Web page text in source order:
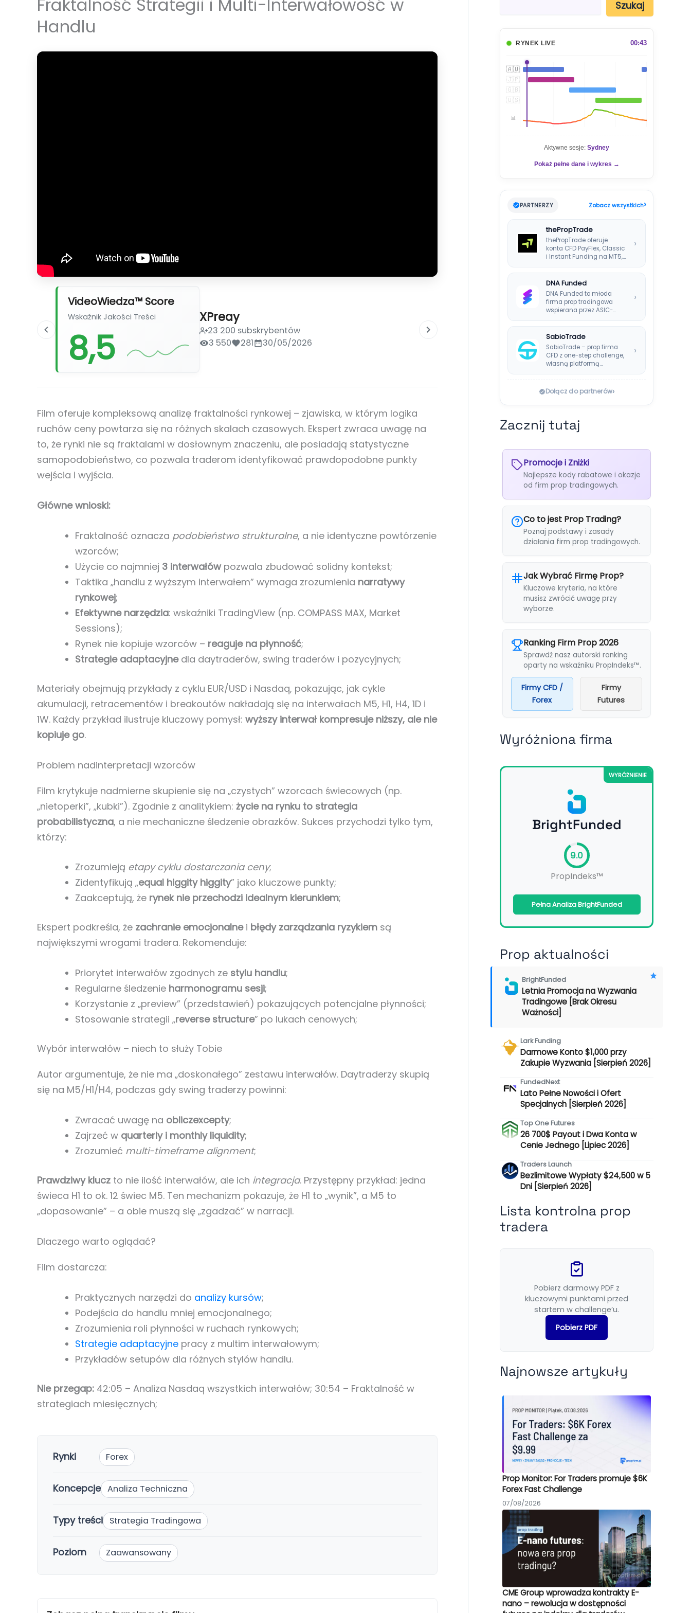
Fraktalność Strategii i Multi-Interwałowość w
Handlu
VideoWiedza™ Score
Wskaźnik Jakości Treści
8,5
XPreay
23 200 subskrybentów
3 550
281 30/05/2026
Film oferuje kompleksową analizę fraktalności rynkowej – zjawiska, w którym logika
ruchów ceny powtarza się na różnych skalach czasowych. Ekspert zwraca uwagę na
to, że rynki nie są fraktalami w dosłownym znaczeniu, ale posiadają statystyczne
samopodobieństwo, co pozwala traderom identyfikować prawdopodobne punkty
wejścia i wyjścia.
Główne wnioski:
Fraktalność oznacza podobieństwo strukturalne, a nie identyczne powtórzenie
wzorców;
Użycie co najmniej 3 interwałówpozwala zbudować solidny kontekst;
Taktika „handlu z wyższym interwałem” wymaga zrozumienia narratywy
rynkowej;
Efektywne narzędzia: wskaźniki TradingView (np. COMPASS MAX, Market
Sessions);
Rynek nie kopiuje wzorców – reaguje na płynność;
Strategie adaptacyjnedla daytraderów, swing traderów i pozycyjnych;
Materiały obejmują przykłady z cyklu EUR/USD i Nasdaq, pokazując, jak cykle
akumulacji, retracementów i breakoutów nakładają się na interwałach M5, H1, H4, 1D i
1W. Każdy przykład ilustruje kluczowy pomysł: wyższy interwał kompresuje niższy, ale nie
kopiuje go.
Problem nadinterpretacji wzorców
Film krytykuje nadmierne skupienie się na „czystych” wzorcach świecowych (np.
„nietoperki”, „kubki”). Zgodnie z analitykiem: życie na rynku to strategia
probabilistyczna, a nie mechaniczne śledzenie obrazków. Sukces przychodzi tylko tym,
którzy:
Zrozumieją etapy cyklu dostarczania ceny;
Zidentyfikują „equal higgity higgity” jako kluczowe punkty;
Zaakceptują, że rynek nie przechodzi idealnym kierunkiem;
Ekspert podkreśla, że zachranie emocjonalnei błędy zarządzania ryzykiem są
największymi wrogami tradera. Rekomenduje:
Priorytet interwałów zgodnych ze stylu handlu;
Regularne śledzenie harmonogramu sesji;
Korzystanie z „preview” (przedstawień) pokazujących potencjalne płynności;
Stosowanie strategii „reverse structure” po lukach cenowych;
Wybór interwałów – niech to służy Tobie
Autor argumentuje, że nie ma „doskonałego” zestawu interwałów. Daytraderzy skupią
się na M5/H1/H4, podczas gdy swing traderzy powinni:
Zwracać uwagę na obliczexcepty;
Zajrzeć w quarterly i monthly liquidity;
Zrozumieć multi-timeframe alignment;
Prawdziwy klucz to nie ilość interwałów, ale ich integracja. Przystępny przykład: jedna
świeca H1 to ok. 12 świec M5. Ten mechanizm pokazuje, że H1 to „wynik”, a M5 to
„dopasowanie” – a obie muszą się „zgadzać” w narracji.
Dlaczego warto oglądać?
Film dostarcza:
Praktycznych narzędzi do analizy kursów;
Podejścia do handlu mniej emocjonalnego;
Zrozumienia roli płynności w ruchach rynkowych;
Strategie adaptacyjne pracy z multim interwałowym;
Przykładów setupów dla różnych stylów handlu.
Nie przegap: 42:05 – Analiza Nasdaq wszystkich interwałów; 30:54 – Fraktalność w
strategiach miesięcznych;
Rynki Forex
Koncepcje Analiza Techniczna
Typy treści Strategia Tradingowa
Poziom Zaawansowany
Szukaj
RYNEK LIVE 00:43
🇦🇺
🇯🇵
🇬🇧
🇺🇸
📊
Aktywne sesje: Sydney
Pokaż pełne dane i wykres →
PARTNERZY Zobacz wszystkich›
thePropTrade
thePropTrade oferuje
konta CFD PayFlex, Classic
i Instant Funding na MT5,
›
DNA Funded
DNA Funded to młoda
firma prop tradingowa
wspierana przez ASIC-
DNA Markets. Oferuje…
›
SabioTrade
SabioTrade – prop firma
CFD z one-step challenge,
własną platformą
wypłatami co…
›
Dołącz do partnerów›
Zacznij tutaj
Promocje i Zniżki
Najlepsze kody rabatowe i okazje
od firm prop tradingowych.
Co to jest Prop Trading?
Poznaj podstawy i zasady
działania firm prop tradingowych.
Jak Wybrać Firmę Prop?
Kluczowe kryteria, na które
musisz zwrócić uwagę przy
wyborze.
Ranking Firm Prop 2026
Sprawdź nasz autorski ranking
oparty na wskaźniku PropIndeks™.
Firmy CFD /
Forex
Firmy
Futures
Wyróżniona firma
WYRÓŻNIENIE
BrightFunded
9.0
PropIndeks™
Pełna Analiza BrightFunded
Prop aktualności
BrightFunded
Letnia Promocja na Wyzwania
Tradingowe [Brak Okresu
Ważności]
Lark Funding
Darmowe Konto $1,000 przy
Zakupie Wyzwania [Sierpień 2026]
FundedNext
Lato Pełne Nowości i Ofert
Specjalnych [Sierpień 2026]
Top One Futures
26 700$ Payout i Dwa Konta w
Cenie Jednego [Lipiec 2026]
Traders Launch
Bezlimitowe Wypłaty $24,500 w 5
Dni [Sierpień 2026]
Lista kontrolna prop
tradera
Pobierz darmowy PDF z
kluczowymi punktami przed
startem w challenge’u.
Pobierz PDF
Najnowsze artykuły
Prop Monitor: For Traders promuje $6K
Forex Fast Challenge
07/08/2026
CME Group wprowadza kontrakty E-
nano – rewolucja w dostępności